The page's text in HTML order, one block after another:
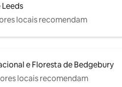
locais recomendam
e Floresta de Bedgebury
locais recomendam